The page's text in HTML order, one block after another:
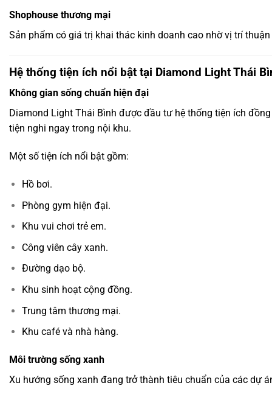
Shophouse thương mại
Sản phẩm có giá trị khai thác kinh doanh cao nhờ vị trí
Hệ thống tiện ích nổi bật tại Diamond Light Thái
Không gian sống chuẩn hiện đại
Diamond Light Thái Bình được đầu tư hệ thống tiện ích
tiện nghi ngay trong nội khu.
Một số tiện ích nổi bật gồm:
Hồ bơi.
Phòng gym hiện đại.
Khu vui chơi trẻ em.
Công viên cây xanh.
Đường dạo bộ.
Khu sinh hoạt cộng đồng.
Trung tâm thương mại.
Khu café và nhà hàng.
Môi trường sống xanh
Xu hướng sống xanh đang trở thành tiêu chuẩn của các dự